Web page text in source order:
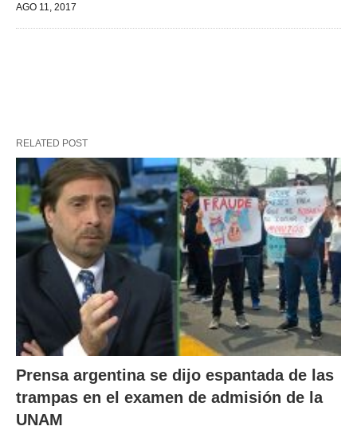
AGO 11, 2017
RELATED POST
Prensa argentina se dijo espantada de las
trampas en el examen de admisión de la
UNAM